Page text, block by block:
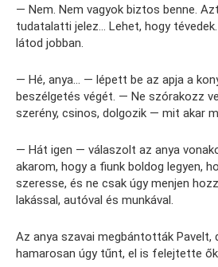
— Nem. Nem vagyok biztos benne.
tudatalatti jelez… Lehet, hogy
látod jobban.
— Hé, anya… — lépett be az apja a
beszélgetés végét. — Ne szórakozz
szerény, csinos, dolgozik — mit akar
— Hát igen — válaszolt az anya
akarom, hogy a fiunk boldog legyen,
szeresse, és ne csak úgy menjen
lakással, autóval és munkával.
Az anya szavai megbántották Pavelt,
hamarosan úgy tűnt, el is felejtette